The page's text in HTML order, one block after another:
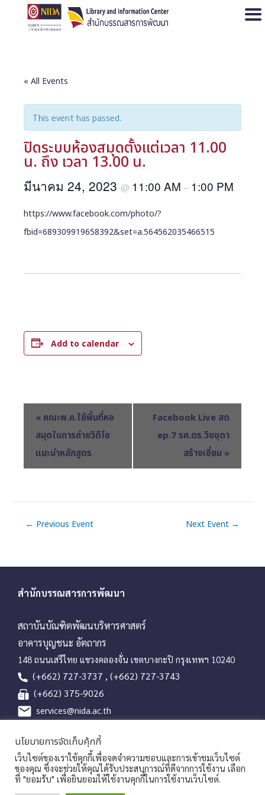
« All Events
This event has passed.
ปิดระบบห้องสมุดตั้งแต่เวลา 11.00
น. ถึง เวลา 13.00 น.
มีนาคม 24, 2023 @ 11:00 AM – 1:00 PM
https://www.facebook.com/photo/?
fbid=689309919658392&set=a.564562035466515
Add to calendar
v
t
o
n
« คณะพ.ค.ใช้พื้นที่หอ
สมุดในการถ่ายวิดีโอ
แนะนำหลักสูตร
Facebook Live สด
ep.7 รศ.ดร.วิชชุดา
สร้างเอี่ยม »
← Previous Event Next Event →
สำนักบรรณสารการพัฒนา
สถาบันบัณฑิตพัฒนบริหารศาสตร์
อาคารบุญชนะ อัตถากร
148 ถนนเสรีไทย แขวงคลองจั่น เขตบางกะปิ กรุงเทพฯ 10240
(+662) 727-3737 , (+662) 727-3743
(+662) 375-9026
services@nida.ac.th
Line OA
นโยบายการจัดเก็บคุ้กกี้
เว็บไซต์ของเราใช้คุกกี้เพื่อจดจำความชอบและการเข้าชมเว็บไซต์
ของคุณ ซึ่งจะช่วยให้คุณได้รับประสบการณ์ที่ดีจากการใช้งาน เลือก
ที่ "ยอมรับ" เพื่อยินยอมให้ใช้งานคุกกี้ในการใช้งานเว็บไซต์.